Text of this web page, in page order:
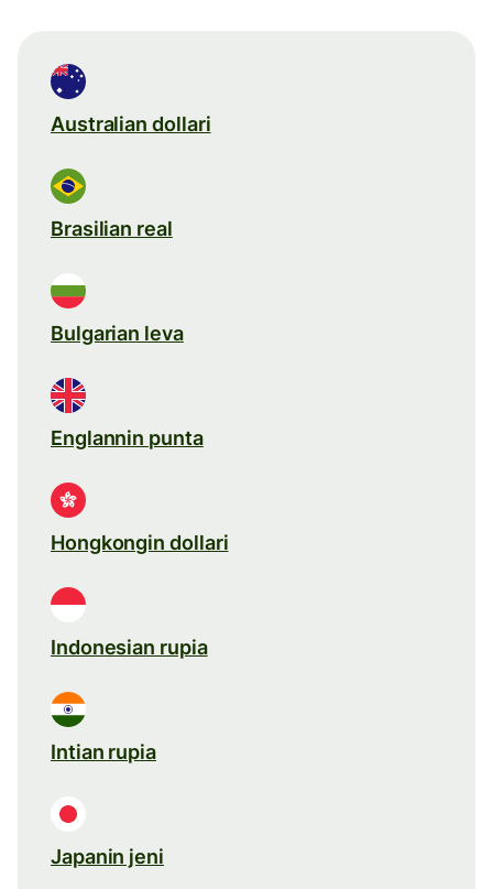
Australian dollari
Brasilian real
Bulgarian leva
Englannin punta
Hongkongin dollari
Indonesian rupia
Intian rupia
Japanin jeni